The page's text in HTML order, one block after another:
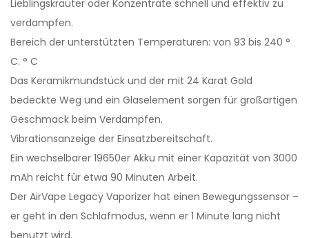
Lieblingskräuter oder Konzentrate schnell und effektiv zu
verdampfen.
Bereich der unterstützten Temperaturen: von 93 bis 240 °
C. ° C
Das Keramikmundstück und der mit 24 Karat Gold
bedeckte Weg und ein Glaselement sorgen für großartigen
Geschmack beim Verdampfen.
Vibrationsanzeige der Einsatzbereitschaft.
Ein wechselbarer 19650er Akku mit einer Kapazität von 3000
mAh reicht für etwa 90 Minuten Arbeit.
Der AirVape Legacy Vaporizer hat einen Bewegungssensor –
er geht in den Schlafmodus, wenn er 1 Minute lang nicht
benutzt wird.